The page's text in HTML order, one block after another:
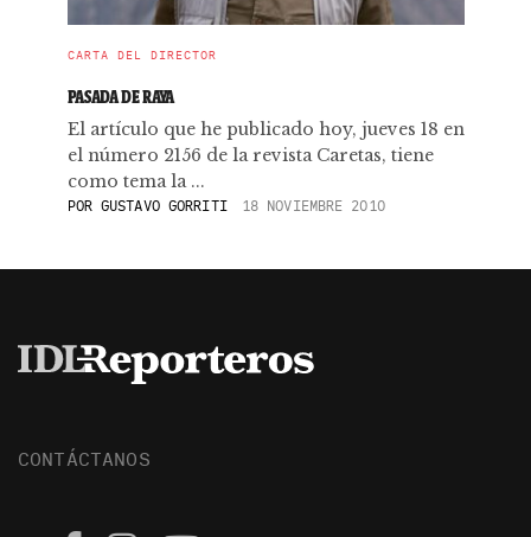
CARTA DEL DIRECTOR
PASADA DE RAYA
El artículo que he publicado hoy, jueves 18 en
el número 2156 de la revista Caretas, tiene
como tema la ...
POR GUSTAVO GORRITI 18 NOVIEMBRE 2010
CONTÁCTANOS